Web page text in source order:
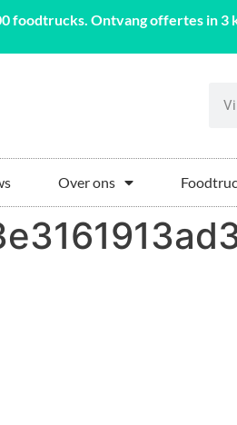
foodtrucks. Ontvang offertes in 3
Over ons